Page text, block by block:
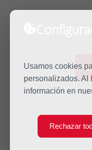
Usamos cookies
personalizados. Al
información en
Rechazar